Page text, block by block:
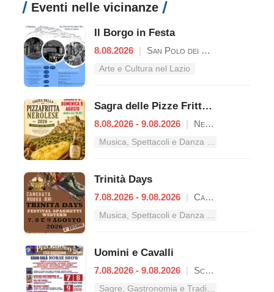
Eventi nelle vicinanze
Il Borgo in Festa
8.08.2026 | San Polo dei Cavalieri
Arte e Cultura nel Lazio
Sagra delle Pizze Fritte Nerolesi
8.08.2026 - 9.08.2026 | Nerola
Musica, Spettacoli e Danza nel Lazio
Trinità Days
7.08.2026 - 9.08.2026 | Camerata Nuova
Musica, Spettacoli e Danza nel Lazio
Uomini e Cavalli
7.08.2026 - 9.08.2026 | Scandriglia
Sagre, Gastronomia e Tradizioni nel Lazio